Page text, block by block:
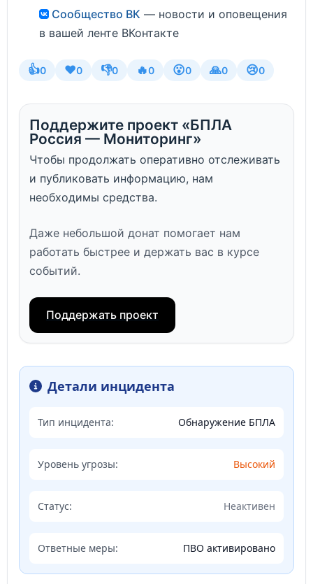
Сообщество ВК — новости и оповещения
в вашей ленте ВКонтакте
👍0 ❤️0 👎0 🔥0 😮0 🙏0 😢0
Поддержите проект «БПЛА
Россия — Мониторинг»
Чтобы продолжать оперативно отслеживать
и публиковать информацию, нам
необходимы средства.
Даже небольшой донат помогает нам
работать быстрее и держать вас в курсе
событий.
Поддержать проект
Детали инцидента
Тип инцидента: Обнаружение БПЛА
Уровень угрозы: Высокий
Статус: Неактивен
Ответные меры: ПВО активировано